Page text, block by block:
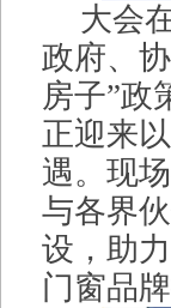
大会
政府、
房子”政
正迎来
遇。现
与各界
设，助
门窗品